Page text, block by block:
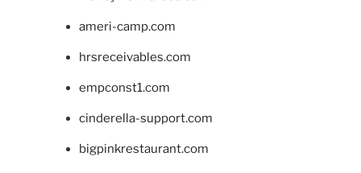
ameri-camp.com
hrsreceivables.com
empconst1.com
cinderella-support.com
bigpinkrestaurant.com